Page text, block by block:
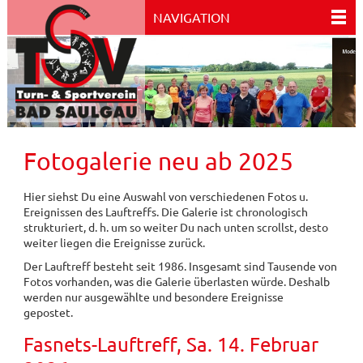
NAVIGATION
Fotogalerie neu ab 2025
Hier siehst Du eine Auswahl von verschiedenen Fotos u.
Ereignissen des Lauftreffs. Die Galerie ist chronologisch
strukturiert, d. h. um so weiter Du nach unten scrollst, desto
weiter liegen die Ereignisse zurück.
Der Lauftreff besteht seit 1986. Insgesamt sind Tausende von
Fotos vorhanden, was die Galerie überlasten würde. Deshalb
werden nur ausgewählte und besondere Ereignisse
gepostet.
Fasnets-Lauftreff, Sa. 14. Februar